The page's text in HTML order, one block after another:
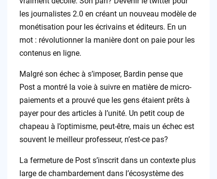
les journalistes 2.0 en créant un nouveau modèle de
monétisation pour les écrivains et éditeurs. En un
mot : révolutionner la manière dont on paie pour les
contenus en ligne.
Malgré son échec à s’imposer, Bardin pense que
Post a montré la voie à suivre en matière de micro-
paiements et a prouvé que les gens étaient prêts à
payer pour des articles à l’unité. Un petit coup de
chapeau à l’optimisme, peut-être, mais un échec est
souvent le meilleur professeur, n’est-ce pas?
La fermeture de Post s’inscrit dans un contexte plus
large de chambardement dans l’écosystème des